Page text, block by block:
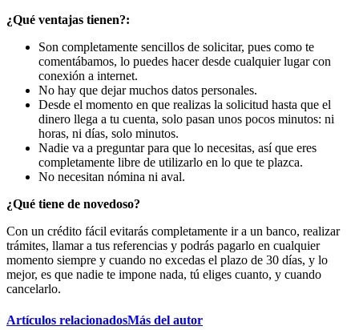
¿Qué ventajas tienen?:
Son completamente sencillos de solicitar, pues como te
comentábamos, lo puedes hacer desde cualquier lugar con
conexión a internet.
No hay que dejar muchos datos personales.
Desde el momento en que realizas la solicitud hasta que el
dinero llega a tu cuenta, solo pasan unos pocos minutos: ni
horas, ni días, solo minutos.
Nadie va a preguntar para que lo necesitas, así que eres
completamente libre de utilizarlo en lo que te plazca.
No necesitan nómina ni aval.
¿Qué tiene de novedoso?
Con un crédito fácil evitarás completamente ir a un banco, realizar
trámites, llamar a tus referencias y podrás pagarlo en cualquier
momento siempre y cuando no excedas el plazo de 30 días, y lo
mejor, es que nadie te impone nada, tú eliges cuanto, y cuando
cancelarlo.
Artículos relacionadosMás del autor